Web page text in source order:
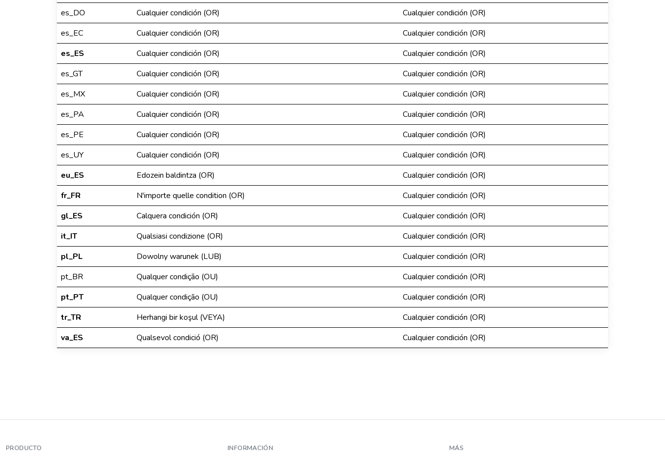
es_DO
Cualquier condición (OR)
Cualquier condición (OR)
es_EC
Cualquier condición (OR)
Cualquier condición (OR)
es_ES
Cualquier condición (OR)
Cualquier condición (OR)
es_GT
Cualquier condición (OR)
Cualquier condición (OR)
es_MX
Cualquier condición (OR)
Cualquier condición (OR)
es_PA
Cualquier condición (OR)
Cualquier condición (OR)
es_PE
Cualquier condición (OR)
Cualquier condición (OR)
es_UY
Cualquier condición (OR)
Cualquier condición (OR)
eu_ES
Edozein baldintza (OR)
Cualquier condición (OR)
fr_FR
N'importe quelle condition (OR)
Cualquier condición (OR)
gl_ES
Calquera condición (OR)
Cualquier condición (OR)
it_IT
Qualsiasi condizione (OR)
Cualquier condición (OR)
pl_PL
Dowolny warunek (LUB)
Cualquier condición (OR)
pt_BR
Qualquer condição (OU)
Cualquier condición (OR)
pt_PT
Qualquer condição (OU)
Cualquier condición (OR)
tr_TR
Herhangi bir koşul (VEYA)
Cualquier condición (OR)
va_ES
Qualsevol condició (OR) Cualquier condición (OR)
PRODUCTO INFORMACIÓN MÁS